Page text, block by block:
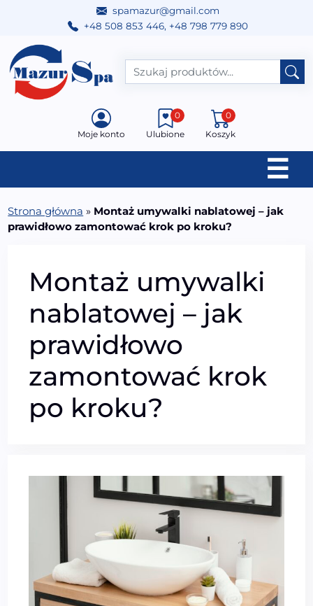
spamazur@gmail.com
+48 508 853 446, +48 798 779 890
Przejdź do treści
Main Navigation
Moje konto Ulubione
0
Koszyk
0
☰
Strona główna » Montaż umywalki nablatowej – jak
prawidłowo zamontować krok po kroku?
Montaż umywalki
nablatowej – jak
prawidłowo
zamontować krok
po kroku?